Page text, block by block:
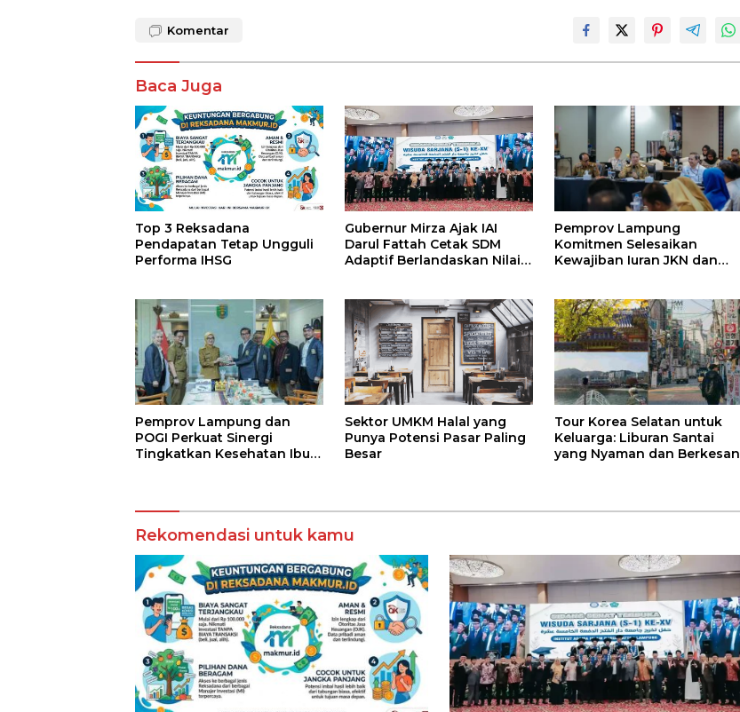
Komentar
Baca Juga
Top 3 Reksadana
Pendapatan Tetap Ungguli
Performa IHSG
Gubernur Mirza Ajak IAI
Darul Fattah Cetak SDM
Adaptif Berlandaskan Nilai
Pemprov Lampung
Komitmen Selesaikan
Kewajiban Iuran JKN dan
Kesehatan
Pemprov Lampung dan
POGI Perkuat Sinergi
Tingkatkan Kesehatan Ibu
Sektor UMKM Halal yang
Punya Potensi Pasar Paling
Besar
Tour Korea Selatan untuk
Keluarga: Liburan Santai
yang Nyaman dan Berkesan
Rekomendasi untuk kamu